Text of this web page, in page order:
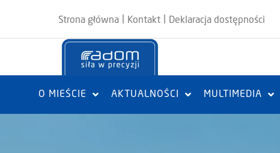
Strona główna Kontakt Deklaracja dostępności
O MIEŚCIE AKTUALNOŚCI MULTIMEDIA